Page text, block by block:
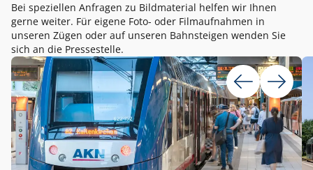
Bei speziellen Anfragen zu Bildmaterial helfen wir Ihnen
gerne weiter. Für eigene Foto- oder Filmaufnahmen in
unseren Zügen oder auf unseren Bahnsteigen wenden Sie
sich an die Pressestelle.